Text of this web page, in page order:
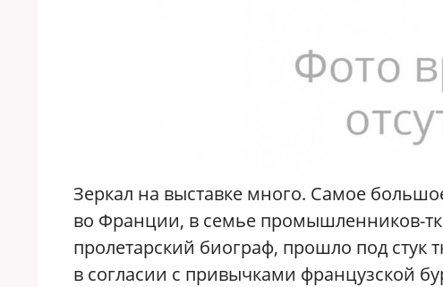
Зеркал на выставке много. Самое
во Франции, в семье промышленников-
пролетарский биограф, прошло под
в согласии с привычками французской